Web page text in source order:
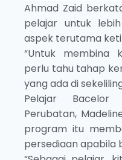
Ahmad Zaid
pelajar untuk
aspek terutama
“Untuk membina
perlu tahu tahap
yang ada di
Pelajar Bacelor
Perubatan,
program itu
persediaan apabila